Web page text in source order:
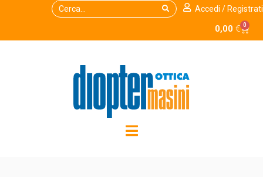
Accedi / Registrati
0,00 € 0